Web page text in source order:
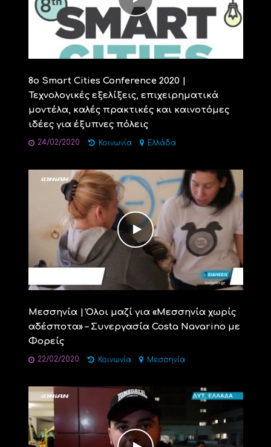
8o Smart Cities Conference 2020 |
Τεχνολογικές εξελίξεις, επιχειρηματικά
μοντέλα, καλές πρακτικές και καινοτόμες
ιδέες για έξυπνες πόλεις
24/02/2020 Κοινωνία Ελλάδα
Μεσσηνία | Όλοι μαζί για «Μεσσηνία χωρίς
αδέσποτα» – Συνεργασία Costa Navarino με
Φορείς
22/02/2020 Κοινωνία Μεσσηνία